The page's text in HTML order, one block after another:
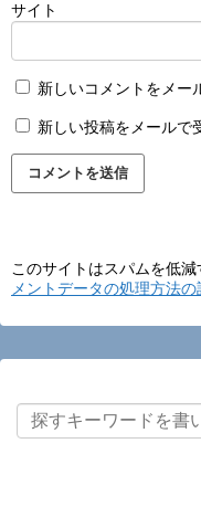
サイト
新しいコメントをメー
新しい投稿をメールで
このサイトはスパムを低
メントデータの処理方法